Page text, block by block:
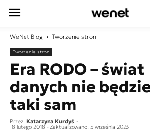
WeNet Blog Tworzenie stron
Tworzenie stron
Era RODO – świat
danych nie
taki sam
Przez Katarzyna Kurdyś -
8 lutego 2018 - Zaktualizowano: 5 września 2023